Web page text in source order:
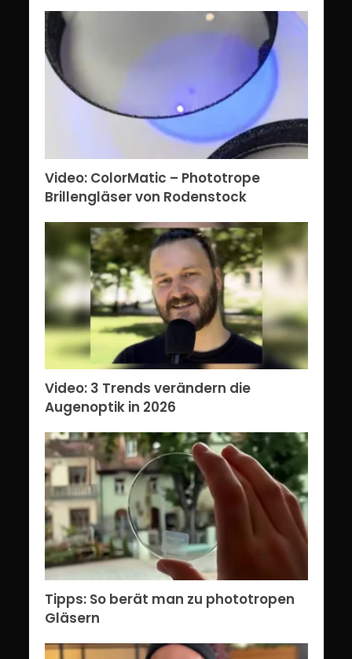
Video: ColorMatic – Phototrope
Brillengläser von Rodenstock
Video: 3 Trends verändern die
Augenoptik in 2026
Tipps: So berät man zu phototropen
Gläsern